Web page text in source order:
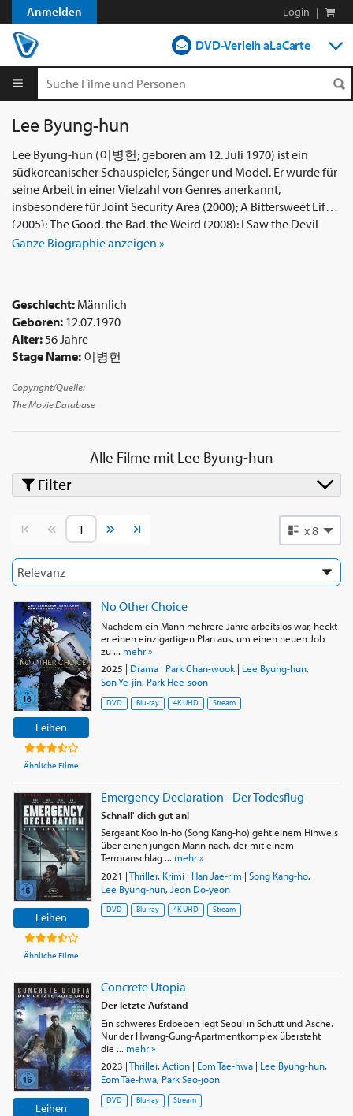
Anmelden Login |
DVD-Verleih aLaCarte
Shop
Blog
Lee Byung-hun
Lee Byung-hun (이병헌; geboren am 12. Juli 1970) ist ein
südkoreanischer Schauspieler, Sänger und Model. Er wurde für
seine Arbeit in einer Vielzahl von Genres anerkannt,
insbesondere für Joint Security Area (2000); A Bittersweet Life
(2005); The Good, the Bad, the Weird (2008); I Saw the Devil
(2010); Masquerade (2012); Inside Men (2015); The Man
Nominierungen erhalten. In den Vereinigten Staaten ist er
bekannt für die Darstellung von Storm Shadow in G.I. Joe: The
Rise of Cobra (2009) und dessen Fortsetzung G.I. Joe:
Retaliation (2013). Zu seinen weiteren bemerkenswerten
(2015) und The Magnificent Seven (2016). Er trat außerdem als
Game (2021–2025) auf.
Ganze Biographie anzeigen »
Geschlecht: Männlich
Geboren: 12.07.1970
Alter: 56 Jahre
Stage Name: 이병헌
Copyright/Quelle:
The Movie Database
Alle Filme mitLee Byung-hun
Vorherige SeiteNächste Seite x 8
Leihen
Ähnliche Filme
No Other Choice
Nachdem ein Mann mehrere Jahre arbeitslos war, heckt
er einen einzigartigen Plan aus, um einen neuen Job
zu ... mehr »
2025 | Drama| Park Chan-wook| Lee Byung-hun,
Son Ye-jin, Park Hee-soon
DVD Blu-ray 4K UHD Stream
Leihen
Ähnliche Filme
Emergency Declaration - Der Todesflug
Schnall' dich gut an!
Sergeant Koo In-ho (Song Kang-ho) geht einem Hinweis
über einen jungen Mann nach, der mit einem
Terroranschlag ... mehr »
2021 |Thriller, Krimi| Han Jae-rim | Song Kang-ho,
Lee Byung-hun, Jeon Do-yeon
DVD Blu-ray 4K UHD Stream
Leihen
Concrete Utopia
Der letzte Aufstand
Ein schweres Erdbeben legt Seoul in Schutt und Asche.
Nur der Hwang-Gung-Apartmentkomplex übersteht
die ... mehr »
2023 |Thriller, Action| Eom Tae-hwa| Lee Byung-hun,
Eom Tae-hwa, Park Seo-joon
DVD Blu-ray Stream
Filter